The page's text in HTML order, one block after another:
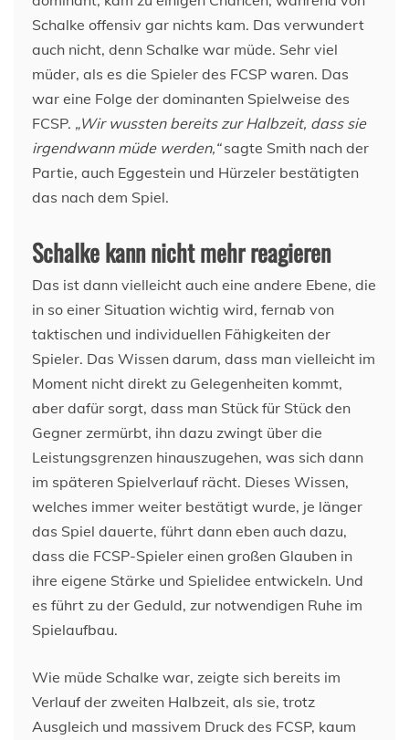
Schalke offensiv gar nichts kam. Das verwundert
auch nicht, denn Schalke war müde. Sehr viel
müder, als es die Spieler des FCSP waren. Das
war eine Folge der dominanten Spielweise des
FCSP. „Wir wussten bereits zur Halbzeit, dass sie
irgendwann müde werden,“sagte Smith nach der
Partie, auch Eggestein und Hürzeler bestätigten
das nach dem Spiel.
Schalke kann nicht mehr reagieren
Das ist dann vielleicht auch eine andere Ebene, die
in so einer Situation wichtig wird, fernab von
taktischen und individuellen Fähigkeiten der
Spieler. Das Wissen darum, dass man vielleicht im
Moment nicht direkt zu Gelegenheiten kommt,
aber dafür sorgt, dass man Stück für Stück den
Gegner zermürbt, ihn dazu zwingt über die
Leistungsgrenzen hinauszugehen, was sich dann
im späteren Spielverlauf rächt. Dieses Wissen,
welches immer weiter bestätigt wurde, je länger
das Spiel dauerte, führt dann eben auch dazu,
dass die FCSP-Spieler einen großen Glauben in
ihre eigene Stärke und Spielidee entwickeln. Und
es führt zu der Geduld, zur notwendigen Ruhe im
Spielaufbau.
Wie müde Schalke war, zeigte sich bereits im
Verlauf der zweiten Halbzeit, als sie, trotz
Ausgleich und massivem Druck des FCSP, kaum